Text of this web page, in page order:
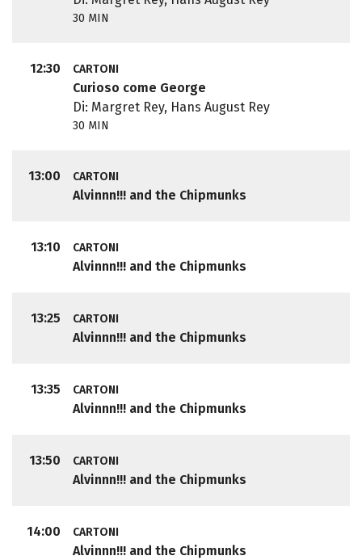
30 MIN
12:30 CARTONI
Curioso come George
Di: Margret Rey, Hans August Rey
30 MIN
13:00 CARTONI
Alvinnn!!! and the Chipmunks
13:10 CARTONI
Alvinnn!!! and the Chipmunks
13:25 CARTONI
Alvinnn!!! and the Chipmunks
13:35 CARTONI
Alvinnn!!! and the Chipmunks
13:50 CARTONI
Alvinnn!!! and the Chipmunks
14:00 CARTONI
Alvinnn!!! and the Chipmunks